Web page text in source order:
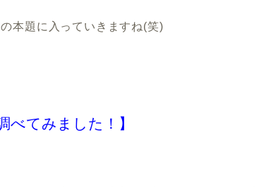
本題に入っていきますね(笑)
べてみました！】